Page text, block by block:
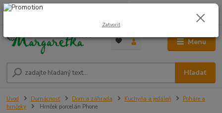
Menu
Hľadať
0948 236 042
0,00 €
Úvod Domácnosť Dom a záhrada Kuchyňa a jedáleň
Poháre a
hrnčeky
Hrnček porcelán Phone
Zatvoriť